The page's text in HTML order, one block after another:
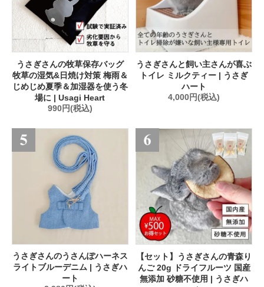
うさぎさんの牧草保存バッグ
牧草の湿気&日焼け対策 梅雨＆
じめじめ夏季＆加湿器を使う冬
場に | Usagi Heart
990円(税込)
うさぎさんと飼い主さんが喜ぶ
トイレ ミルクティー | うさぎ
ハート
4,000円(税込)
うさぎさんのうさんぽハーネス
ライトブルーデニム | うさぎハ
ート
【セット】うさぎさんの青森り
んご 20g ドライフルーツ 国産
無添加 砂糖不使用 | うさぎハ